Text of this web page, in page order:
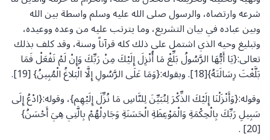
شرعه وارتضاه، والرسول صلى الله عليه وسلم واسطة بين الله
وبين عباده في بيان التشريع، وما يترتب عليه من وعده ووعيده،
وتبليغ وحيه الذي اشتمل على ذلك كله قرآناً وسنة، وقد كلف بذلك
تعالى:{يَا أَيُّهَا الرَّسُولُ بَلِّغْ مَا أُنْزِلَ إِلَيْكَ مِنْ رَبِّكَ وَإِنْ لَمْ تَفْعَلْ فَمَا
بَلَّغْتَ رِسَالَتَهُ}[18]. وبقوله:{وَمَا عَلَى الرَّسُولِ إِلَّا الْبَلاغُ الْمُبِينُ} [19].
وقوله:{وَأَنْزَلْنَا إِلَيْكَ الذِّكْرَ لِتُبَيِّنَ لِلنَّاسِ مَا نُزِّلَ إِلَيْهِم}، وقوله:{ادْعُ إِلَى
سَبِيلِ رَبِّكَ بِالْحِكْمَةِ وَالْمَوْعِظَةِ الْحَسَنَةِ وَجَادِلْهُمْ بِالَّتِي هِيَ أَحْسَنُ}
[20] .